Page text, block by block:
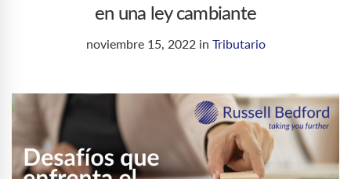
en una ley cambiante
noviembre 15, 2022 in Tributario